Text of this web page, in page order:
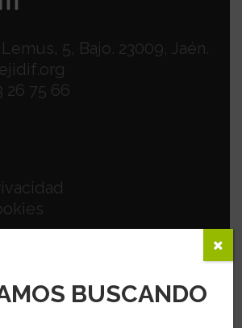
5, Bajo. 23009, Jaén.
26 75 66
BUSCANDO